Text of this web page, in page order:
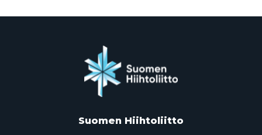
Suomen Hiihtoliitto